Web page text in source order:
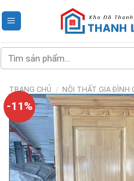
to
Tìm
kiếm:
TRANG CHỦ / NỘI THẤT GIA ĐÌNH
-11%